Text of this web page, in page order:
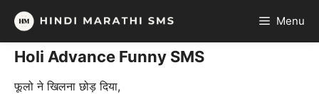
Skip
content
Menu
Holi Advance Funny SMS
फूलो ने खिलना छोड़ दिया,